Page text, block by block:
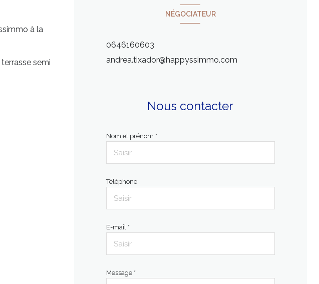
à la
semi
NÉGOCIATEUR
0646160603
andrea.tixador@happyssimmo.com
Nous contacter
Nom et prénom *
Téléphone
E-mail *
Message *